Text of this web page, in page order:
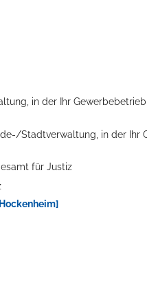
in der Ihr
Stadtverwaltung, in der Ihr
für Justiz